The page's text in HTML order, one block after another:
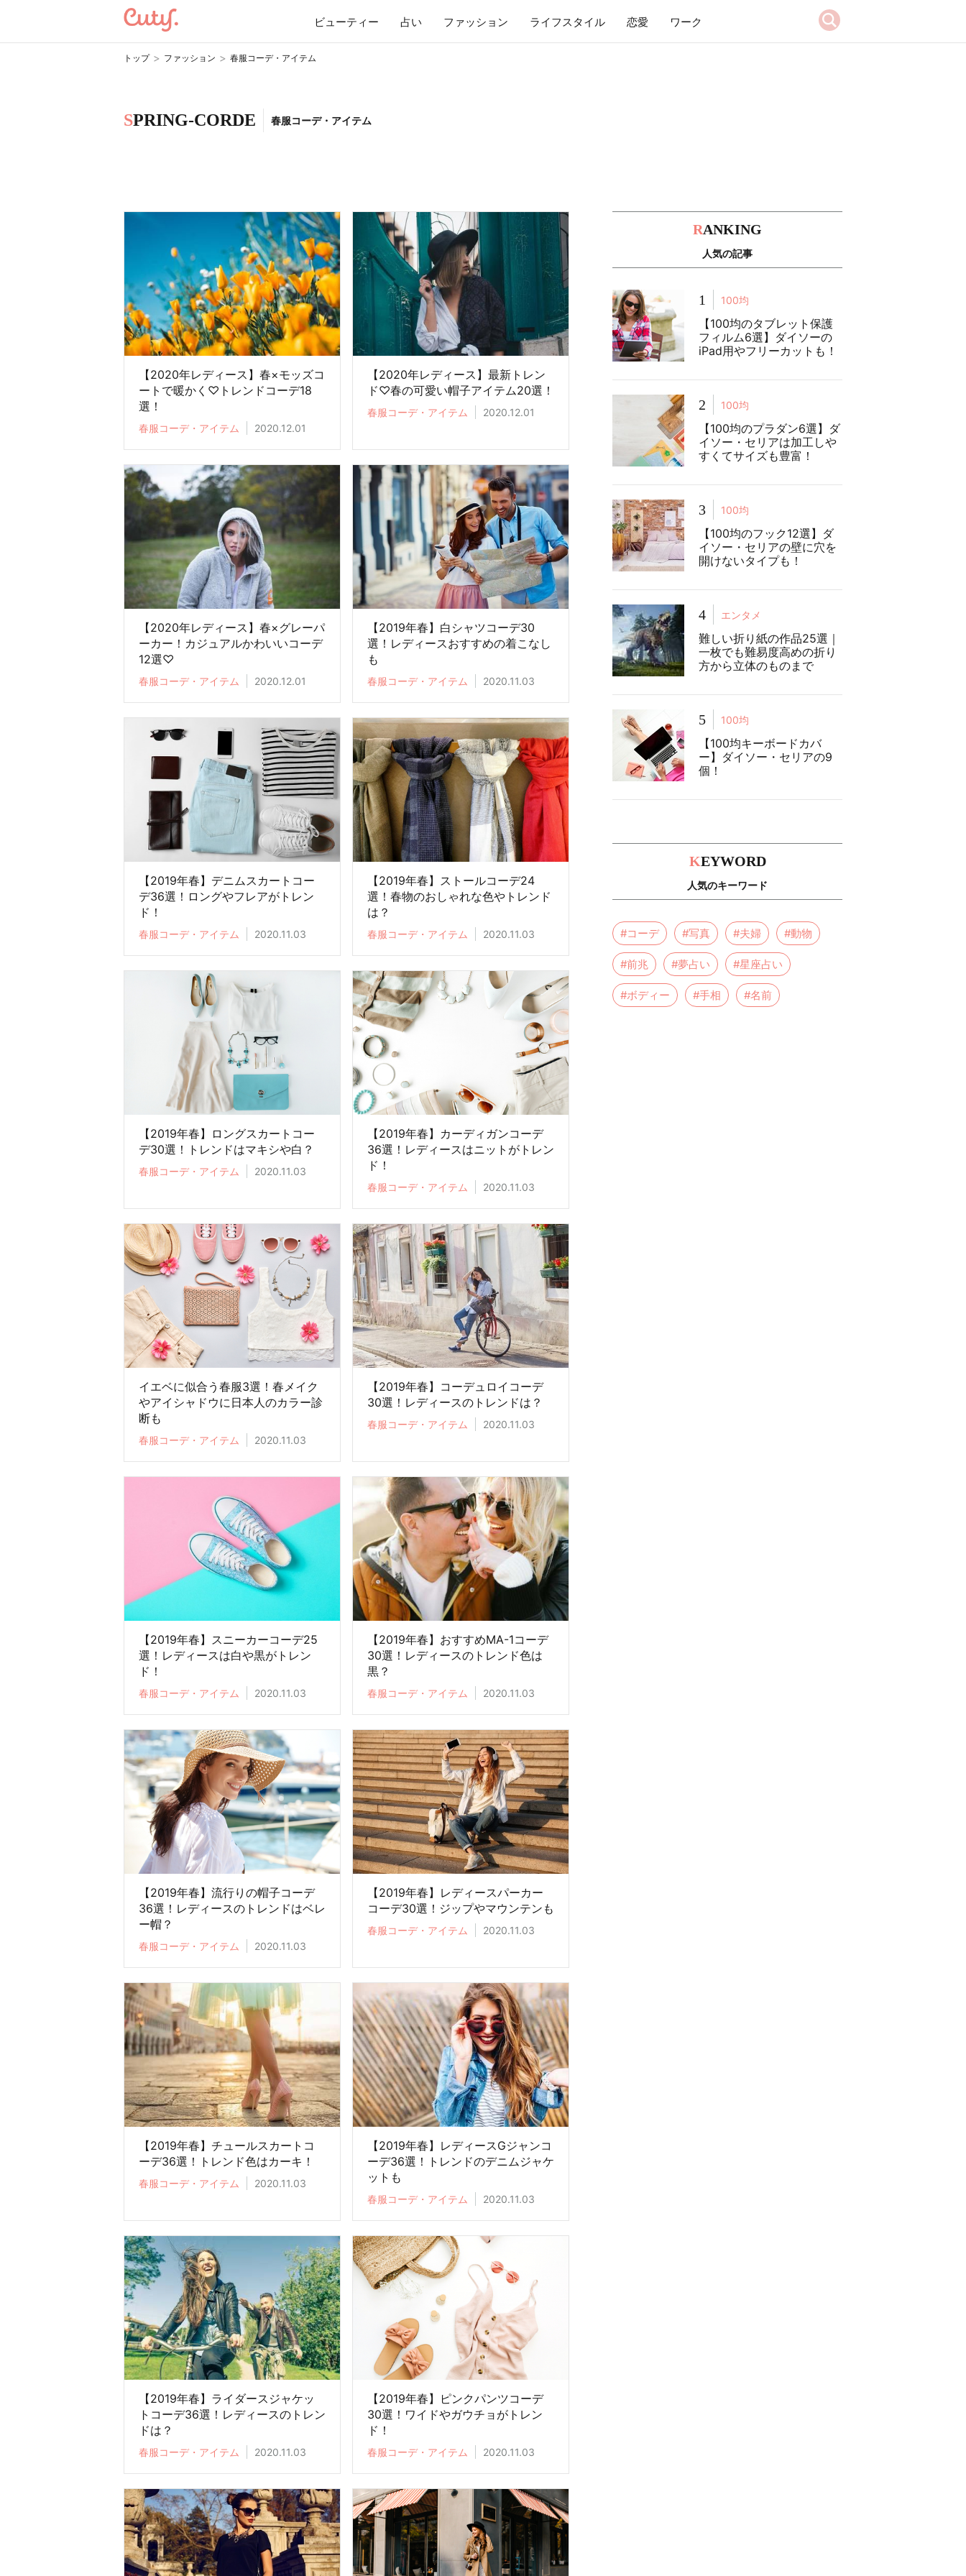
ビューティー 占い ファッション ライフスタイル 恋愛 ワーク
トップ > ファッション > 春服コーデ・アイテム
SPRING-CORDE 春服コーデ・アイテム
【2020年レディース】春×モッズコ
ートで暖かく♡トレンドコーデ18
選！
春服コーデ・アイテム 2020.12.01
【2020年レディース】最新トレン
ド♡春の可愛い帽子アイテム20選！
春服コーデ・アイテム 2020.12.01
【2020年レディース】春×グレーパ
ーカー！カジュアルかわいいコーデ
12選♡
春服コーデ・アイテム 2020.12.01
【2019年春】白シャツコーデ30
選！レディースおすすめの着こなし
も
春服コーデ・アイテム 2020.11.03
【2019年春】デニムスカートコー
デ36選！ロングやフレアがトレン
ド！
春服コーデ・アイテム 2020.11.03
【2019年春】ストールコーデ24
選！春物のおしゃれな色やトレンド
は？
春服コーデ・アイテム 2020.11.03
【2019年春】ロングスカートコー
デ30選！トレンドはマキシや白？
春服コーデ・アイテム 2020.11.03
【2019年春】カーディガンコーデ
36選！レディースはニットがトレン
ド！
春服コーデ・アイテム 2020.11.03
イエベに似合う春服3選！春メイク
やアイシャドウに日本人のカラー診
断も
春服コーデ・アイテム 2020.11.03
【2019年春】コーデュロイコーデ
30選！レディースのトレンドは？
春服コーデ・アイテム 2020.11.03
【2019年春】スニーカーコーデ25
選！レディースは白や黒がトレン
ド！
春服コーデ・アイテム 2020.11.03
【2019年春】おすすめMA-1コーデ
30選！レディースのトレンド色は
黒？
春服コーデ・アイテム 2020.11.03
【2019年春】流行りの帽子コーデ
36選！レディースのトレンドはベレ
ー帽？
春服コーデ・アイテム 2020.11.03
【2019年春】レディースパーカー
コーデ30選！ジップやマウンテンも
春服コーデ・アイテム 2020.11.03
【2019年春】チュールスカートコ
ーデ36選！トレンド色はカーキ！
春服コーデ・アイテム 2020.11.03
【2019年春】レディースGジャンコ
ーデ36選！トレンドのデニムジャケ
ットも
春服コーデ・アイテム 2020.11.03
【2019年春】ライダースジャケッ
トコーデ36選！レディースのトレン
ドは？
春服コーデ・アイテム 2020.11.03
【2019年春】ピンクパンツコーデ
30選！ワイドやガウチョがトレン
ド！
春服コーデ・アイテム 2020.11.03
RANKING
人気の記事
1 100均
【100均のタブレット保護
フィルム6選】ダイソーの
iPad用やフリーカットも！
2 100均
【100均のプラダン6選】ダ
イソー・セリアは加工しや
すくてサイズも豊富！
3 100均
【100均のフック12選】ダ
イソー・セリアの壁に穴を
開けないタイプも！
4 エンタメ
難しい折り紙の作品25選｜
一枚でも難易度高めの折り
方から立体のものまで
5 100均
【100均キーボードカバ
ー】ダイソー・セリアの9
個！
KEYWORD
人気のキーワード
#コーデ #写真 #夫婦 #動物
#前兆 #夢占い #星座占い
#ボディー #手相 #名前